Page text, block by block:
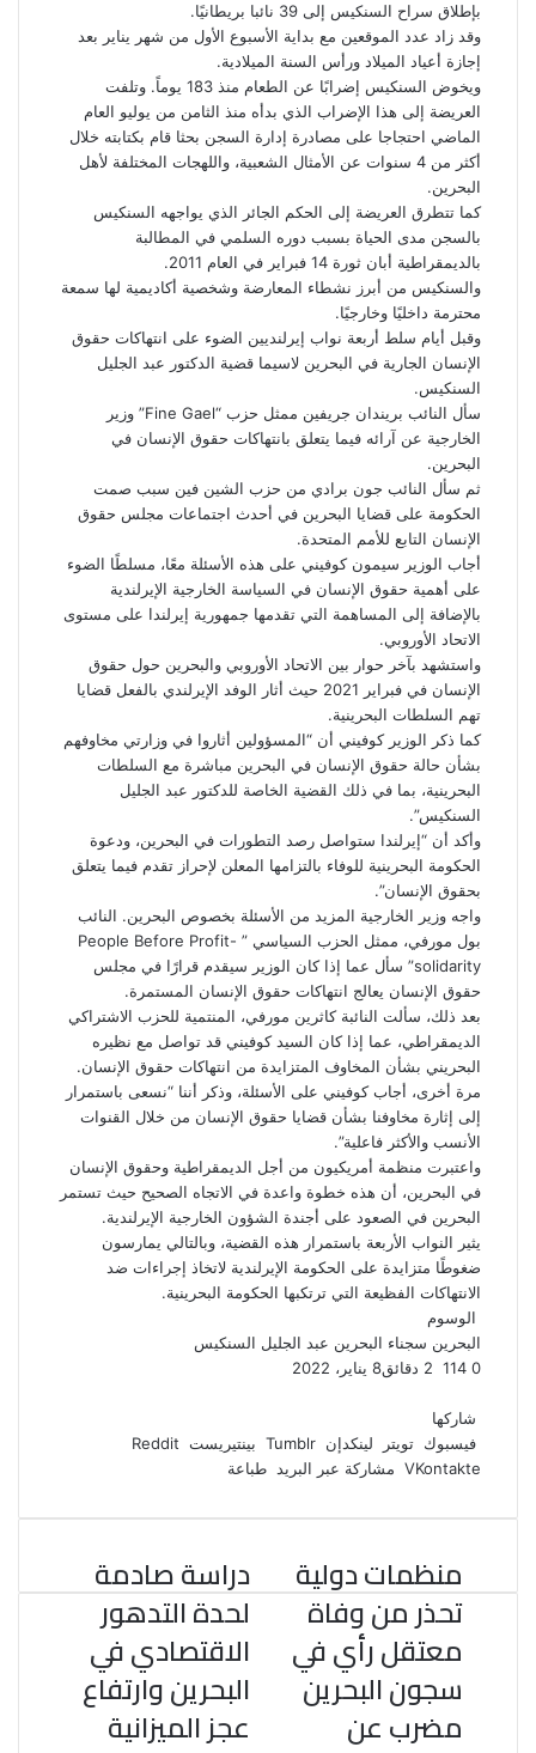
بإطلاق سراح السنكيس إلى 39 نائبا بريطانيًا.
وقد زاد عدد الموقعين مع بداية الأسبوع الأول من شهر يناير بعد
إجازة أعياد الميلاد ورأس السنة الميلادية.
ويخوض السنكيس إضرابًا عن الطعام منذ 183 يوماً. وتلفت
العريضة إلى هذا الإضراب الذي بدأه منذ الثامن من يوليو العام
الماضي احتجاجا على مصادرة إدارة السجن بحثا قام بكتابته خلال
أكثر من 4 سنوات عن الأمثال الشعبية، واللهجات المختلفة لأهل
البحرين.
كما تتطرق العريضة إلى الحكم الجائر الذي يواجهه السنكيس
بالسجن مدى الحياة بسبب دوره السلمي في المطالبة
بالديمقراطية أبان ثورة 14 فبراير في العام 2011.
والسنكيس من أبرز نشطاء المعارضة وشخصية أكاديمية لها سمعة
محترمة داخليًا وخارجيًا.
وقبل أيام سلط أربعة نواب إيرلنديين الضوء على انتهاكات حقوق
الإنسان الجارية في البحرين لاسيما قضية الدكتور عبد الجليل
السنكيس.
سأل النائب بريندان جريفين ممثل حزب “Fine Gael” وزير
الخارجية عن آرائه فيما يتعلق بانتهاكات حقوق الإنسان في
البحرين.
ثم سأل النائب جون برادي من حزب الشين فين سبب صمت
الحكومة على قضايا البحرين في أحدث اجتماعات مجلس حقوق
الإنسان التابع للأمم المتحدة.
أجاب الوزير سيمون كوفيني على هذه الأسئلة معًا، مسلطًا الضوء
على أهمية حقوق الإنسان في السياسة الخارجية الإيرلندية
بالإضافة إلى المساهمة التي تقدمها جمهورية إيرلندا على مستوى
الاتحاد الأوروبي.
واستشهد بآخر حوار بين الاتحاد الأوروبي والبحرين حول حقوق
الإنسان في فبراير 2021 حيث أثار الوفد الإيرلندي بالفعل قضايا
تهم السلطات البحرينية.
كما ذكر الوزير كوفيني أن “المسؤولين أثاروا في وزارتي مخاوفهم
بشأن حالة حقوق الإنسان في البحرين مباشرة مع السلطات
البحرينية، بما في ذلك القضية الخاصة للدكتور عبد الجليل
السنكيس”.
وأكد أن “إيرلندا ستواصل رصد التطورات في البحرين، ودعوة
الحكومة البحرينية للوفاء بالتزامها المعلن لإحراز تقدم فيما يتعلق
بحقوق الإنسان”.
واجه وزير الخارجية المزيد من الأسئلة بخصوص البحرين. النائب
بول مورفي، ممثل الحزب السياسي ” People Before Profit-
solidarity” سأل عما إذا كان الوزير سيقدم قرارًا في مجلس
حقوق الإنسان يعالج انتهاكات حقوق الإنسان المستمرة.
بعد ذلك، سألت النائبة كاثرين مورفي، المنتمية للحزب الاشتراكي
الديمقراطي، عما إذا كان السيد كوفيني قد تواصل مع نظيره
البحريني بشأن المخاوف المتزايدة من انتهاكات حقوق الإنسان.
مرة أخرى، أجاب كوفيني على الأسئلة، وذكر أننا “نسعى باستمرار
إلى إثارة مخاوفنا بشأن قضايا حقوق الإنسان من خلال القنوات
الأنسب والأكثر فاعلية”.
واعتبرت منظمة أمريكيون من أجل الديمقراطية وحقوق الإنسان
في البحرين، أن هذه خطوة واعدة في الاتجاه الصحيح حيث تستمر
البحرين في الصعود على أجندة الشؤون الخارجية الإيرلندية.
يثير النواب الأربعة باستمرار هذه القضية، وبالتالي يمارسون
ضغوطًا متزايدة على الحكومة الإيرلندية لاتخاذ إجراءات ضد
الانتهاكات الفظيعة التي ترتكبها الحكومة البحرينية.
الوسوم
البحرين سجناء البحرين عبد الجليل السنكيس
8 يناير، 2022
0
ي
س
ب
ك
و
ي
ت
ي
ن
ك
إ
T
u
m
l
ي
ن
ت
ر
س
ت
R
e
d
i
ا
ت
س
ب
شاركها
فيسبوك تويتر لينكدإن بينتيريست
مشاركة عبر البريد طباعة
دراسة صادمة
لحدة التدهور
الاقتصادي في
البحرين وارتفاع
عجز الميزانية
منظمات دولية
تحذر من وفاة
معتقل رأي في
سجون البحرين
مضرب عن